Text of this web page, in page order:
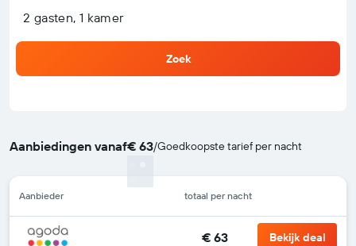
2 gasten, 1 kamer
Zoek
Aanbiedingen vanaf€ 63/Goedkoopste tarief per nacht
Aanbieder totaal per nacht
€ 63 Bekijk deal